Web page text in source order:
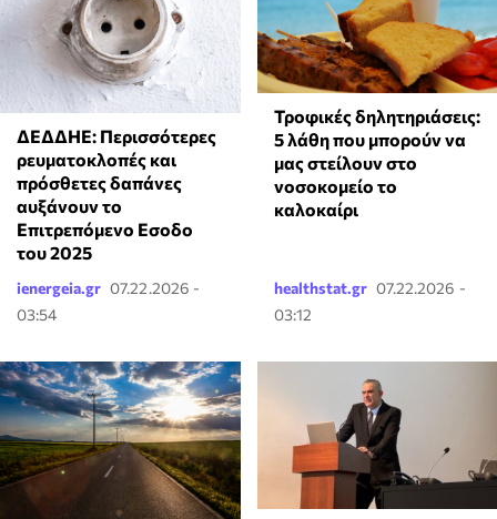
ΔΕΔΔΗΕ: Περισσότερες
ρευματοκλοπές και
πρόσθετες δαπάνες
αυξάνουν το
Επιτρεπόμενο Εσοδο
του 2025
ienergeia.gr 07.22.2026 -
03:54
Τροφικές δηλητηριάσεις:
5 λάθη που μπορούν να
μας στείλουν στο
νοσοκομείο το
καλοκαίρι
healthstat.gr 07.22.2026 -
03:12